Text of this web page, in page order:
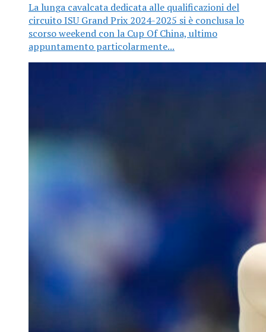
La lunga cavalcata dedicata alle qualificazioni del
circuito ISU Grand Prix 2024-2025 si è conclusa lo
scorso weekend con la Cup Of China, ultimo
appuntamento particolarmente...